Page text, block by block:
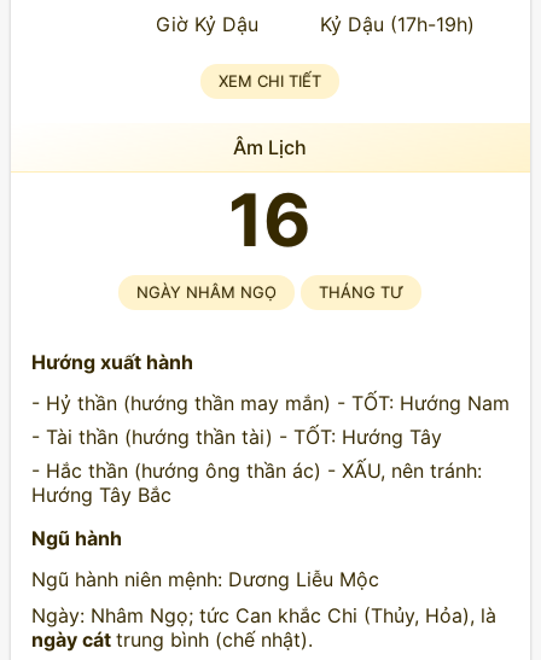
Giờ Kỷ Dậu
Kỷ Dậu (17h-19h)
XEM CHI TIẾT
Âm Lịch
16
NGÀY NHÂM NGỌ THÁNG TƯ
Hướng xuất hành
- Hỷ thần (hướng thần may mắn) - TỐT: Hướng Nam
- Tài thần (hướng thần tài) - TỐT: Hướng Tây
- Hắc thần (hướng ông thần ác) - XẤU, nên tránh:
Hướng Tây Bắc
Ngũ hành
Ngũ hành niên mệnh: Dương Liễu Mộc
Ngày: Nhâm Ngọ; tức Can khắc Chi (Thủy, Hỏa), là
ngày cát trung bình (chế nhật).